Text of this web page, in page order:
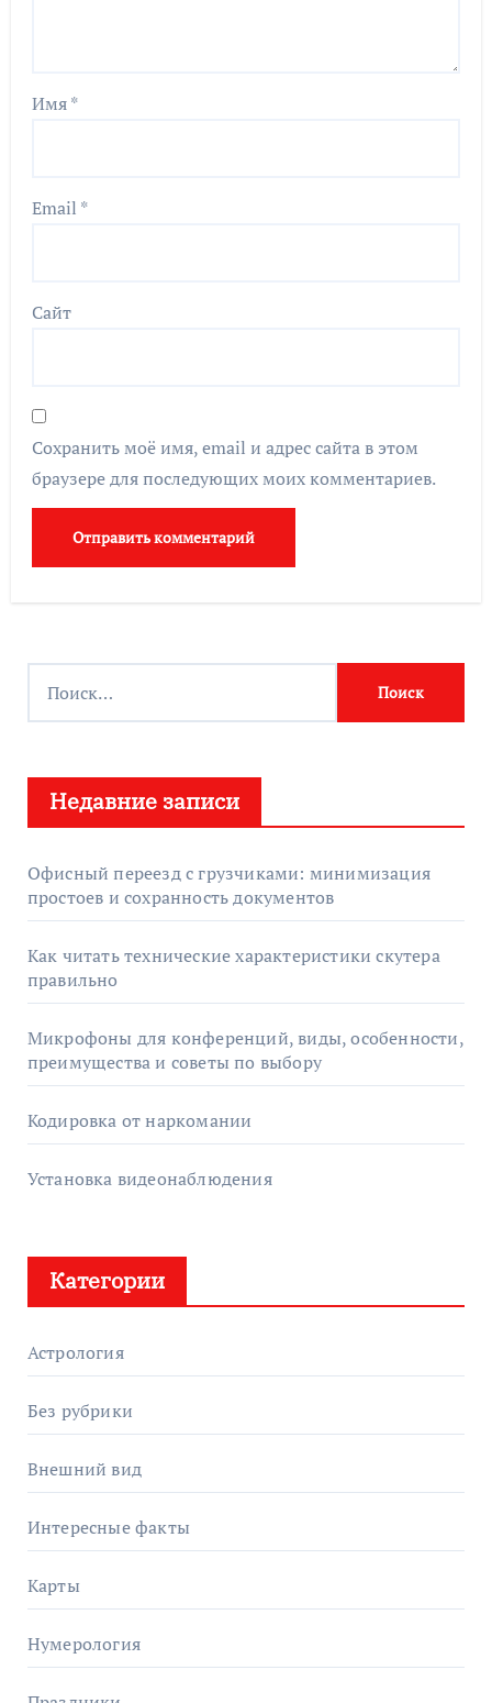
Имя*
Email *
Сайт
Сохранить моё имя, email и адрес сайта в этом
браузере для последующих моих комментариев.
:
Недавние записи
Офисный переезд с грузчиками: минимизация
простоев и сохранность документов
Как читать технические характеристики скутера
правильно
Микрофоны для конференций, виды, особенности,
преимущества и советы по выбору
Кодировка от наркомании
Установка видеонаблюдения
Категории
Астрология
Без рубрики
Внешний вид
Интересные факты
Карты
Нумерология